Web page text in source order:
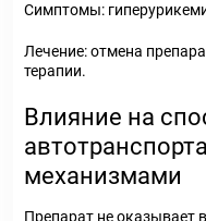
Симптомы:
Лечение: отмена
терапии.
Влияние на
механизмами
Препарат не оказывает